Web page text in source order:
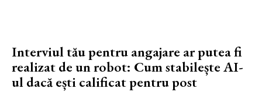
Interviul tău pentru angajare ar putea fi
realizat de un robot: Cum stabilește AI-
ul dacă ești calificat pentru post